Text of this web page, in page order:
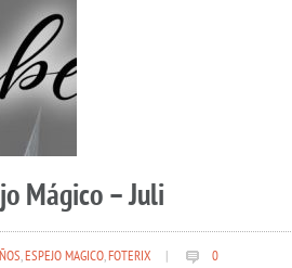
Mágico – Juli
,ESPEJO MAGICO,FOTERIX 0